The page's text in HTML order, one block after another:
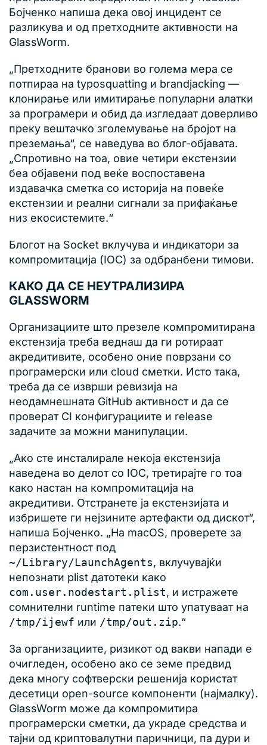
Бојченко напиша дека овој инцидент се
разликува и од претходните активности на
GlassWorm.
„Претходните бранови во голема мера се
потпираа на typosquatting и brandjacking —
клонирање или имитирање популарни алатки
за програмери и обид да изгледаат доверливо
преку вештачко зголемување на бројот на
преземања“, се наведува во блог-објавата.
„Спротивно на тоа, овие четири екстензии
беа објавени под веќе воспоставена
издавачка сметка со историја на повеќе
екстензии и реални сигнали за прифаќање
низ екосистемите.“
Блогот на Socket вклучува и индикатори за
компромитација (IOC) за одбранбени тимови.
КАКО ДА СЕ НЕУТРАЛИЗИРА
GLASSWORM
Организациите што презеле компромитирана
екстензија треба веднаш да ги ротираат
акредитивите, особено оние поврзани со
програмерски или cloud сметки. Исто така,
треба да се изврши ревизија на
неодамнешната GitHub активност и да се
проверат CI конфигурациите и release
задачите за можни манипулации.
„Ако сте инсталирале некоја екстензија
наведена во делот со IOC, третирајте го тоа
како настан на компромитација на
акредитиви. Отстранете ја екстензијата и
избришете ги нејзините артефакти од дискот“,
напиша Бојченко. „На macOS, проверете за
перзистентност под
~/Library/LaunchAgents, вклучувајќи
непознати plist датотеки како
com.user.nodestart.plist, и истражете
сомнителни runtime патеки што упатуваат на
/tmp/ijewf или /tmp/out.zip.“
За организациите, ризикот од вакви напади е
очигледен, особено ако се земе предвид
дека многу софтверски решенија користат
десетици open-source компоненти (најмалку).
GlassWorm може да компромитира
програмерски сметки, да украде средства и
тајни од криптовалутни паричници, па дури и